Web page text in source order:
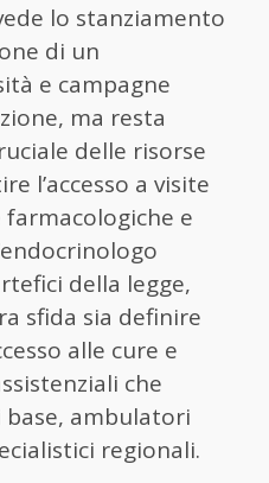
lo stanziamento
di un
e campagne
ma resta
delle risorse
l’accesso a visite
e
della legge,
sfida sia definire
alle cure e
che
ambulatori
regionali.